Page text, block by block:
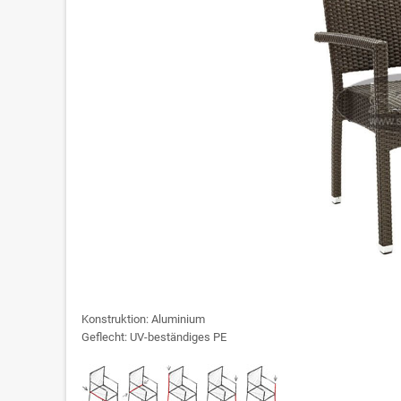
Konstruktion: Aluminium
Geflecht: UV-beständiges PE